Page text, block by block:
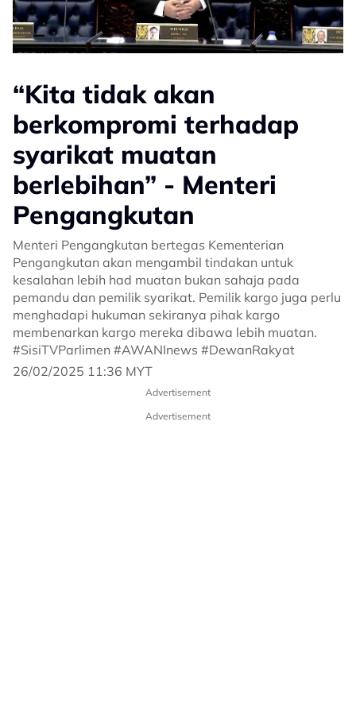
“Kita tidak akan
berkompromi terhadap
syarikat muatan
berlebihan” - Menteri
Pengangkutan
Menteri Pengangkutan bertegas Kementerian
Pengangkutan akan mengambil tindakan untuk
kesalahan lebih had muatan bukan sahaja pada
pemandu dan pemilik syarikat. Pemilik kargo juga perlu
menghadapi hukuman sekiranya pihak kargo
membenarkan kargo mereka dibawa lebih muatan.
#SisiTVParlimen #AWANInews #DewanRakyat
26/02/2025 11:36 MYT
Advertisement
Advertisement